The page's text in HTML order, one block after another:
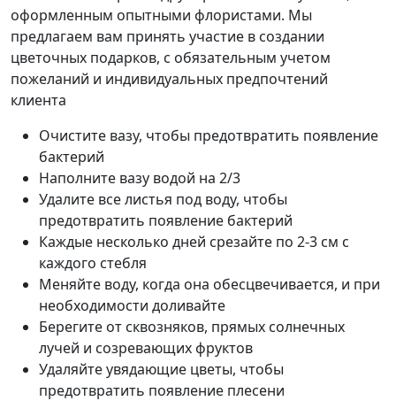
оформленным опытными флористами. Мы
предлагаем вам принять участие в создании
цветочных подарков, с обязательным учетом
пожеланий и индивидуальных предпочтений
клиента
Очистите вазу, чтобы предотвратить появление
бактерий
Наполните вазу водой на 2/3
Удалите все листья под воду, чтобы
предотвратить появление бактерий
Каждые несколько дней срезайте по 2-3 см с
каждого стебля
Меняйте воду, когда она обесцвечивается, и при
необходимости доливайте
Берегите от сквозняков, прямых солнечных
лучей и созревающих фруктов
Удаляйте увядающие цветы, чтобы
предотвратить появление плесени